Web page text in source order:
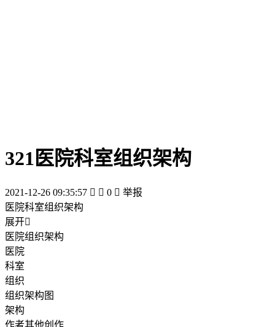
321医院科室组织架构
2021-12-26 09:35:57   0  举报
医院科室组织架构
展开
医院组织架构
医院
科室
组织
组织架构图
架构
作者其他创作